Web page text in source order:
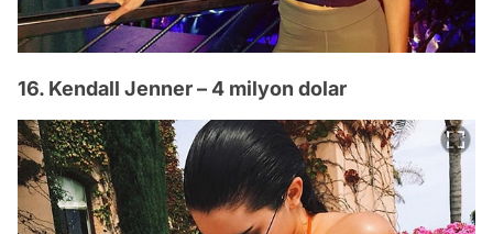
16. Kendall Jenner – 4 milyon dolar